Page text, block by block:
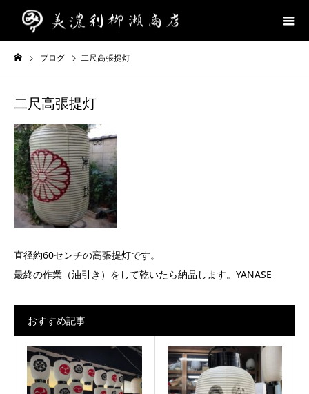
ブログ 二尺高張提灯
二尺高張提灯
直径約60センチの高張提灯です。
最終の作業（油引き）をして乾いたら納品します。YANASE
おすすめ記事